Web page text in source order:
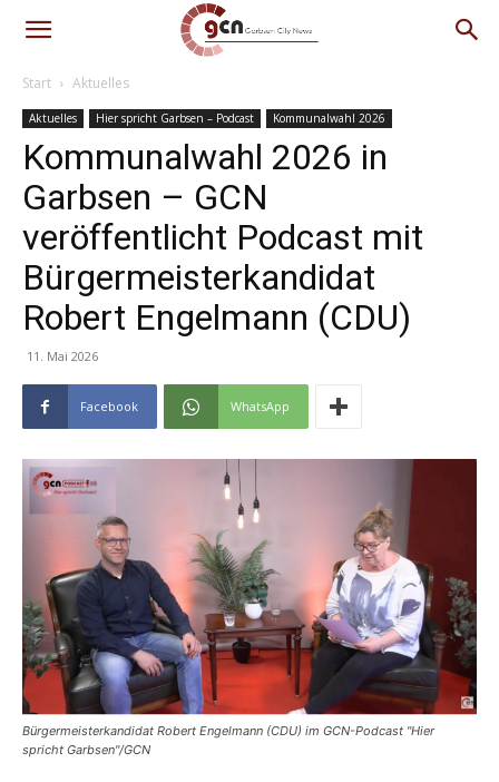
Start Aktuelles
Aktuelles Hier spricht Garbsen – Podcast Kommunalwahl 2026
Kommunalwahl 2026 in
Garbsen – GCN
veröffentlicht Podcast mit
Bürgermeisterkandidat
Robert Engelmann (CDU)
11. Mai 2026
Facebook WhatsApp
Bürgermeisterkandidat Robert Engelmann (CDU) im GCN-Podcast "Hier
spricht Garbsen"/GCN